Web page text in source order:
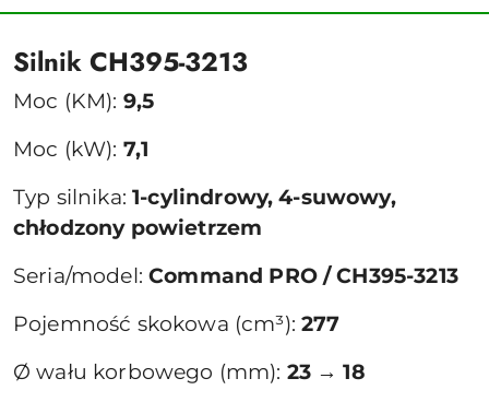
Silnik CH395-3213
Moc (KM): 9,5
Moc (kW): 7,1
Typ silnika:1-cylindrowy, 4-suwowy,
chłodzony powietrzem
Seria/model:Command PRO / CH395-3213
Pojemność skokowa (cm³): 277
Ø wału korbowego (mm): 23 → 18